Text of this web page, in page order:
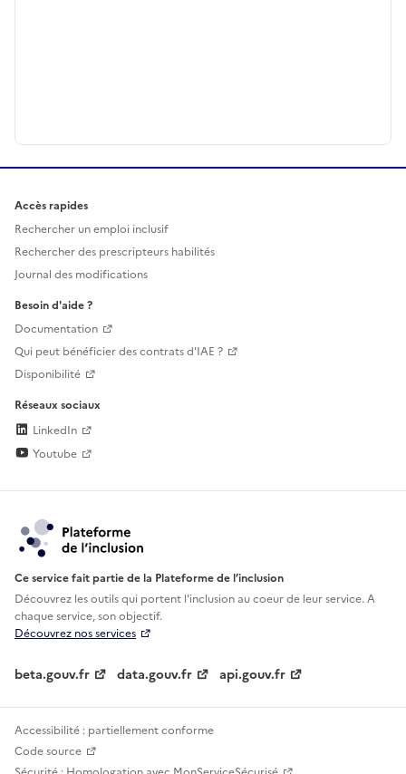
Accès rapides
Rechercher un emploi inclusif
Rechercher des prescripteurs habilités
Journal des modifications
Besoin d'aide ?
Documentation
Qui peut bénéficier des contrats d'IAE ?
Disponibilité
Réseaux sociaux
LinkedIn
Youtube
Ce service fait partie de la Plateforme de l’inclusion
Découvrez les outils qui portent l'inclusion aucoeur de leur service. A
chaque service, son objectif.
Découvrez nos services
beta.gouv.fr data.gouv.fr api.gouv.fr
Accessibilité : partiellement conforme
Code source